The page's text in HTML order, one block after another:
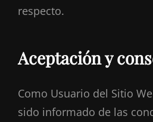
respecto.
Aceptación y
Como Usuario del Sitio
sido informado de las